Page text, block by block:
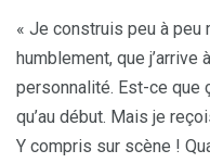
« Je construis peu à peu
humblement, que
personnalité. Est-ce que
qu’au début. Mais je
Y compris sur scène !